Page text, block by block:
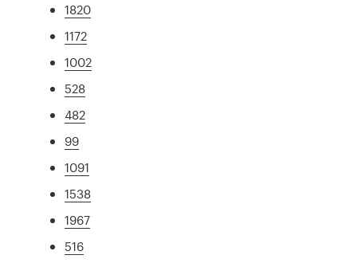
1820
1172
1002
528
482
99
1091
1538
1967
516